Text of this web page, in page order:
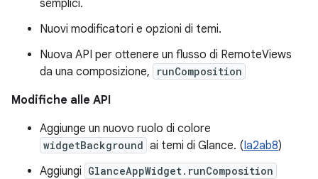
semplici.
Nuovi modificatori e opzioni di temi.
Nuova API per ottenere un flusso di RemoteViews
da una composizione,
runComposition
Modifiche alle API
Aggiunge un nuovo ruolo di colore
widgetBackground ai temi di Glance. (Ia2ab8)
Aggiungi GlanceAppWidget.runComposition